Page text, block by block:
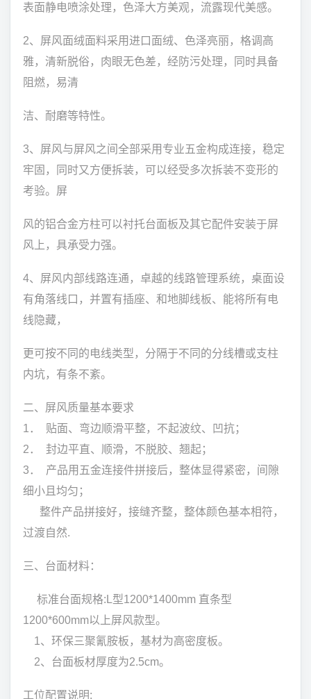
表面静电喷涂处理，色泽大方美观，流露现代美感。
2、屏风面绒面料采用进口面绒、色泽亮丽，格调高
雅，清新脱俗，肉眼无色差，经防污处理，同时具备
阻燃，易清
洁、耐磨等特性。
3、屏风与屏风之间全部采用专业五金构成连接，稳定
牢固，同时又方便拆装，可以经受多次拆装不变形的
考验。屏
风的铝合金方柱可以衬托台面板及其它配件安装于屏
风上，具承受力强。
4、屏风内部线路连通，卓越的线路管理系统，桌面设
有角落线口，并置有插座、和地脚线板、能将所有电
线隐藏，
更可按不同的电线类型，分隔于不同的分线槽或支柱
内坑，有条不紊。
二、屏风质量基本要求
1． 贴面、弯边顺滑平整，不起波纹、凹抗；
2． 封边平直、顺滑，不脱胶、翘起；
3． 产品用五金连接件拼接后，整体显得紧密，间隙
细小且均匀；
整件产品拼接好，接缝齐整，整体颜色基本相符，
过渡自然.
三、台面材料：
标准台面规格:L型1200*1400mm 直条型
1200*600mm以上屏风款型。
1、环保三聚氰胺板，基材为高密度板。
2、台面板材厚度为2.5cm。
工位配置说明: